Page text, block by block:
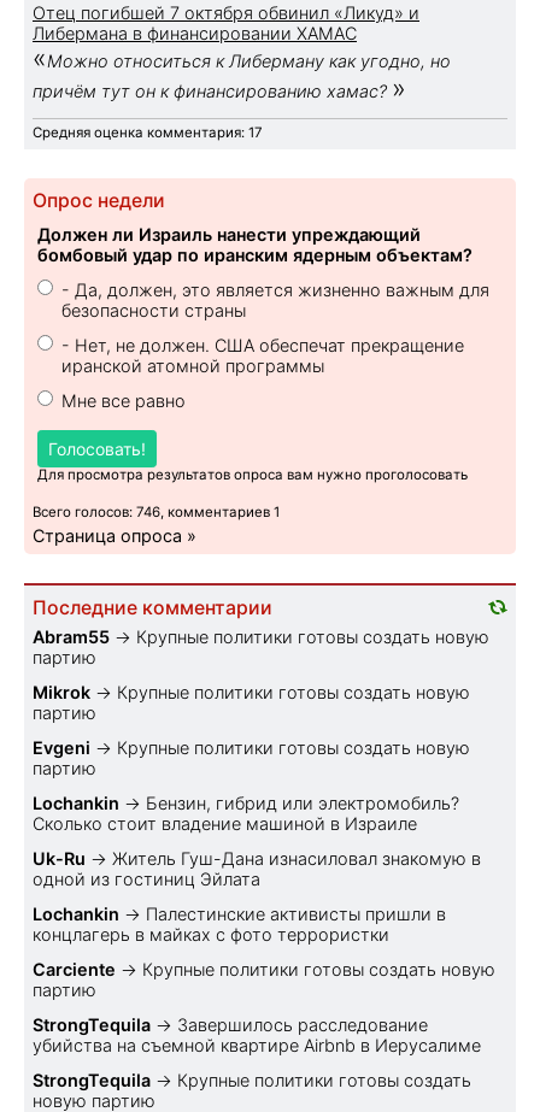
Отец погибшей 7 октября обвинил «Ликуд» и
Либермана в финансировании ХАМАС
«Можно относиться к Либерману как угодно, но
причём тут он к финансированию хамас? »
Средняя оценка комментария: 17
Опрос недели
Должен ли Израиль нанести упреждающий
бомбовый удар по иранским ядерным объектам?
- Да, должен, это является жизненно важным для
безопасности страны
- Нет, не должен. США обеспечат прекращение
иранской атомной программы
Мне все равно
Голосовать!
Для просмотра результатов опроса вам нужно проголосовать
Всего голосов: 746, комментариев 1
Страница опроса »
Последние комментарии
Abram55 → Крупные политики готовы создать новую
партию
Mikrok → Крупные политики готовы создать новую
партию
Evgeni → Крупные политики готовы создать новую
партию
Lochankin → Бензин, гибрид или электромобиль?
Cколько стоит владение машиной в Израиле
Uk-Ru → Житель Гуш-Дана изнасиловал знакомую в
одной из гостиниц Эйлата
Lochankin → Палестинские активисты пришли в
концлагерь в майках с фото террористки
Carciente → Крупные политики готовы создать новую
партию
StrongTequila → Завершилось расследование
убийства на съемной квартире Airbnb в Иерусалиме
StrongTequila → Крупные политики готовы создать
новую партию